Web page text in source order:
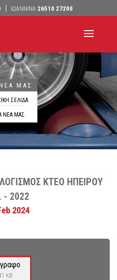
ΙΩΑΝΝΙΝΑ 26510 27200
ΜΑΣ
ΣΕΛΙΔΑ
ΝΕΑ ΜΑΣ
ΚΤΕΟ ΗΠΕΙΡΟΥ
- 2022
2024
KB